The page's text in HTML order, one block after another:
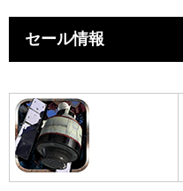
セール情報